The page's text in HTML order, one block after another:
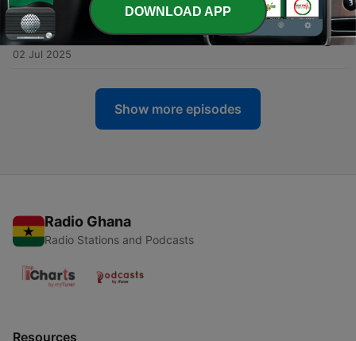
105 - Aleks Syntek & Ana Torroja - Duele El Amor
(SOXA Remix)
02 Jul 2025
Show more episodes
Radio Ghana
Radio Stations and Podcasts
Resources
DOWNLOAD APP